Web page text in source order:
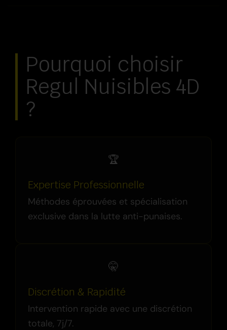
Pourquoi choisir
Regul Nuisibles 4D
?
🏆
Expertise Professionnelle
Méthodes éprouvées et spécialisation
exclusive dans la lutte anti-punaises.
🤫
Discrétion & Rapidité
Intervention rapide avec une discrétion
totale, 7j/7.